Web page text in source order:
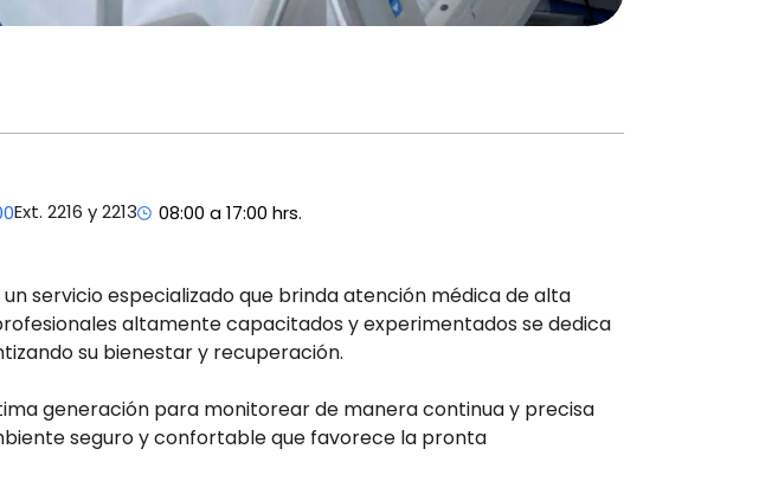
Ext. 2216 y 2213 08:00 a 17:00 hrs.
servicio especializado que brinda atención médica de alta
altamente capacitados y experimentados se dedica
su bienestar y recuperación.
generación para monitorear de manera continua y precisa
seguro y confortable que favorece la pronta